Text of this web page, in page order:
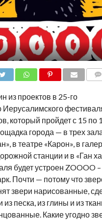
из проектов в 25-го
который пройдет с 15 по
города — в трех
в театре «Карон», в
станции и в «Ган
будет устроен ZOOOO –
Почти — потому что
звери нарисованные,
песка, из глины и из
Какие угодно